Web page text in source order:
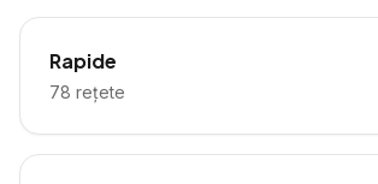
Rapide
78 rețete